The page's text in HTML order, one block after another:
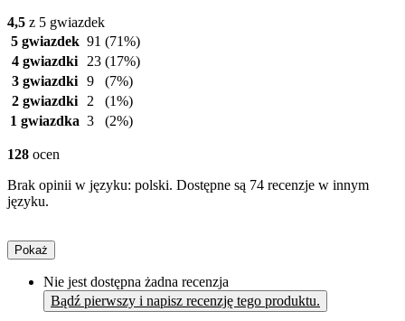
4,5 z 5 gwiazdek
5 gwiazdek 91 (71%)
4 gwiazdki
23 (17%)
3 gwiazdki 9
(7%)
2 gwiazdki
2
(1%)
1 gwiazdka 3 (2%)
128 ocen
Brak opinii w języku: polski. Dostępne są 74 recenzje w innym
języku.
Pokaż
Nie jest dostępna żadna recenzja
Bądź pierwszy i napisz recenzję tego produktu.